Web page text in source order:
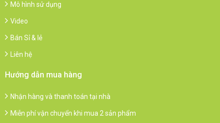
Mô hình sử dụng
Video
Bán Sỉ & lẻ
Liên hệ
Hướng dẫn mua hàng
Nhận hàng và thanh toán tại nhà
Miễn phí vận chuyển khi mua 2 sản phẩm